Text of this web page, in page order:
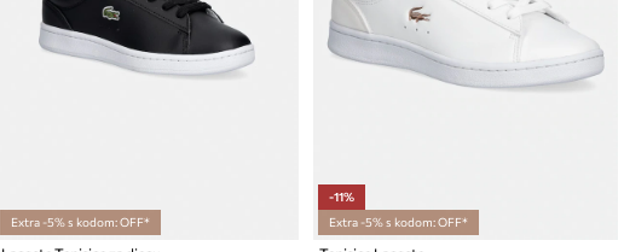
Extra -5% s kodom: OFF*
-11%
Extra -5% s kodom: OFF*